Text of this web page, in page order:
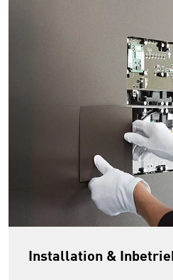
Installation &